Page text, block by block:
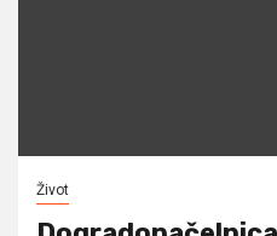
Život